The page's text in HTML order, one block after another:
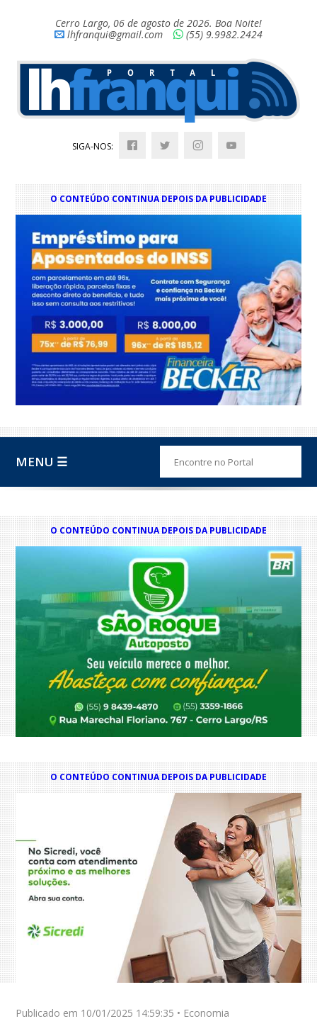
Cerro Largo, 06 de agosto de 2026. Boa Noite!
lhfranqui@gmail.com
(55) 9.9982.2424
SIGA-NOS:
O CONTEÚDO CONTINUA DEPOIS DA PUBLICIDADE
MENU ☰
O CONTEÚDO CONTINUA DEPOIS DA PUBLICIDADE
O CONTEÚDO CONTINUA DEPOIS DA PUBLICIDADE
Publicado em 10/01/2025 14:59:35 • Economia